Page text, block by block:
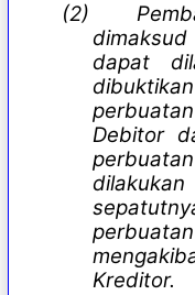
(2)
dapat
Debitor
Kreditor.